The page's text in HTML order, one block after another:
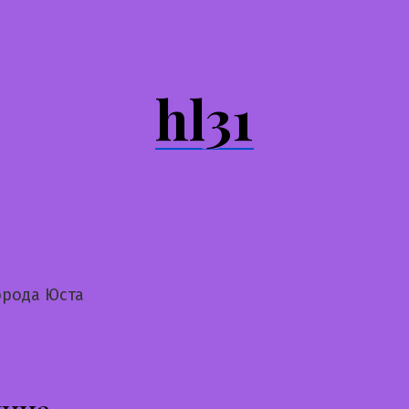
hl31
Юста